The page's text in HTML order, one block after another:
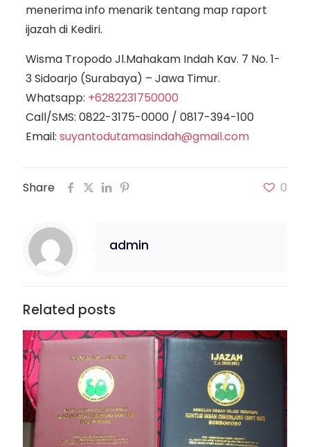
menerima info menarik tentang map raport
ijazah di Kediri.
Wisma Tropodo Jl.Mahakam Indah Kav. 7 No. 1-
3 Sidoarjo (Surabaya) – Jawa Timur.
Whatsapp: +6282231750000
Call/SMS: 0822-3175-0000/ 0817-394-100
Email: suyantodutamasindah@gmail.com
Share 0
admin
Related posts